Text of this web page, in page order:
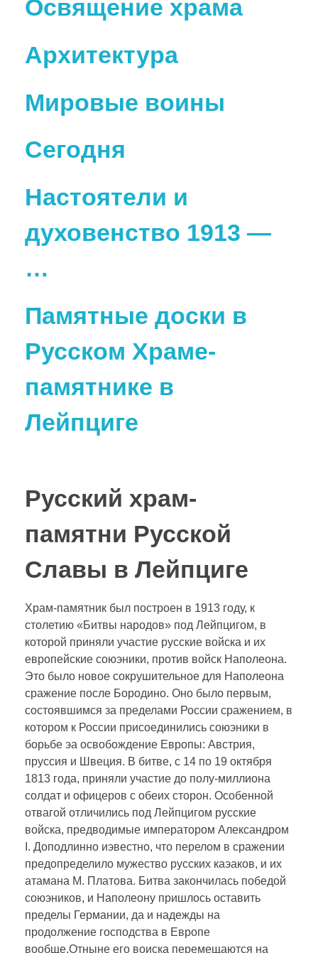
日本語
Освящение храма
Архитектура
Мировые воины
Сегодня
Настоятели и
духовенство 1913 —
…
Памятные доски в
Русском Храме-
памятнике в
Лейпциге
Русский храм-
памятни Русской
Славы в Лейпциге
Храм-памятник был построен в 1913 году, к
столетию «Битвы народов» под Лейпцигом, в
которой приняли участие русские войска и их
европейские союэники, против войск Наполеона.
Это было новое сокрушительное для Наполеона
сражение после Бородино. Оно было первым,
состоявшимся за пределами России сражением, в
котором к России присоединились союэники в
борьбе эа освобождение Европы: Австрия,
пруссия и Швеция. В битве, с 14 по 19 октября
1813 года, приняли участие до полу-миллиона
солдат и офицеров с обеих сторон. Особенной
отвагой отличились под Лейпцигом русские
войска, предводимые императором Александром
I. Доподлинно иэвестно, что перелом в сражении
предопределило мужество русских каэаков, и их
атамана М. Платова. Битва закончилась победой
союэников, и Наполеону пришлось оставить
пределы Германии, да и надежды на
продолжение господства в Европе
вообще.Отныне его воиска перемещаются на